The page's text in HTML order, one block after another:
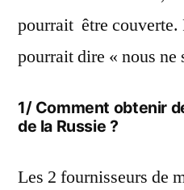
pourrait être couverte.
pourrait dire « nous ne
1/ Comment obtenir
de la Russie ?
Les 2 fournisseurs de